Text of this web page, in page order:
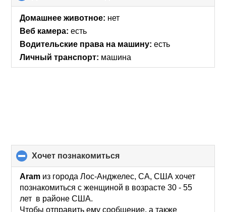
to
Домашнее животное: нет
Веб камера: есть
Водительские права на машину: есть
Личный транспорт: машина
хочет познакомиться
to
collapse
contents
Aram из города Лос-Анджелес, CA, США хочет
познакомиться с женщиной в возрасте 30 - 55
лет в районе США.
Чтобы отправить ему сообщение, а также